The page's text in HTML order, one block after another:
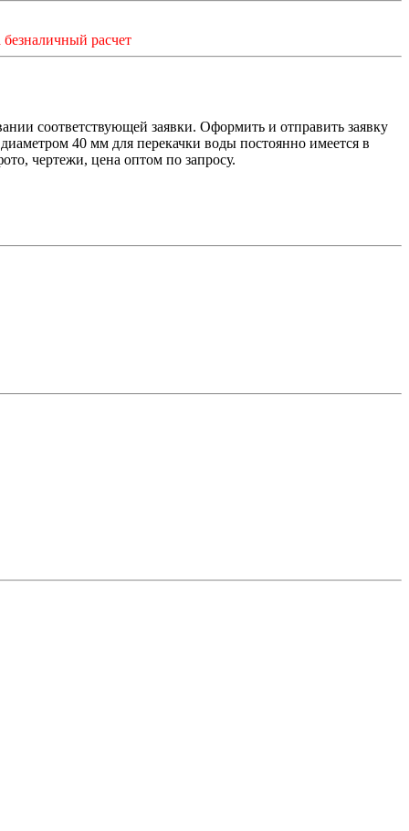
расчет
соответствующей заявки. Оформить и отправить заявку
40 мм для перекачки воды постоянно имеется в
чертежи, цена оптом по запросу.